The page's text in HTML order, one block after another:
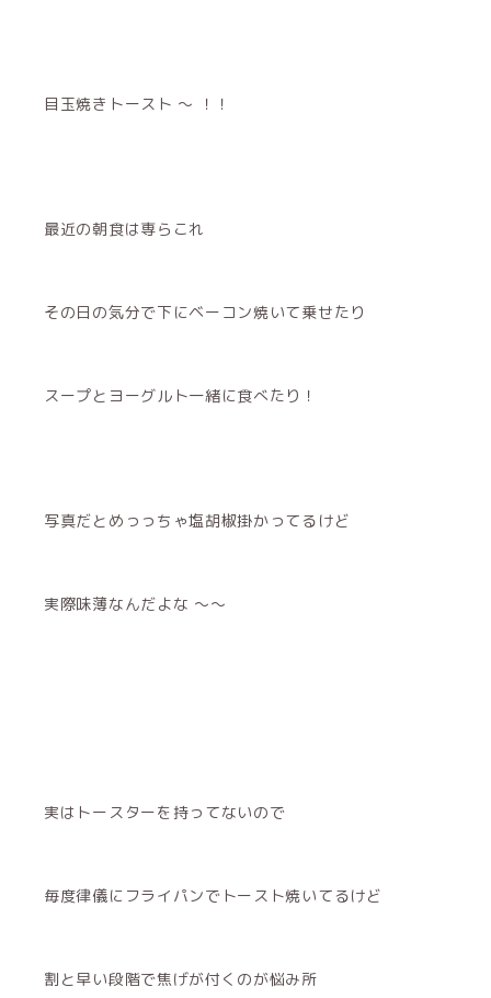
目玉焼きトースト 〜 ！！
最近の朝食は専らこれ
その日の気分で下にベーコン焼いて乗せたり
スープとヨーグルト一緒に食べたり！
写真だとめっっちゃ塩胡椒掛かってるけど
実際味薄なんだよな 〜〜
実はトースターを持ってないので
毎度律儀にフライパンでトースト焼いてるけど
割と早い段階で焦げが付くのが悩み所